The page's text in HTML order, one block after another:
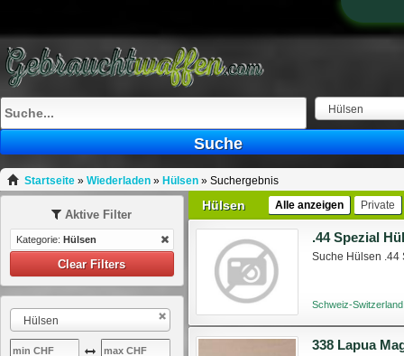
Hülsen
Suche
Startseite» Wiederladen» Hülsen» Suchergebnis
Hülsen Alle anzeigen Private
.44 Spezial
Suche Hülsen .44
Schweiz-
338 Lapua
Aktive Filter
Kategorie: Hülsen
Clear Filters
Hülsen